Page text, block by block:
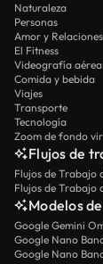
Naturaleza
Personas
Amor y Relaciones
El Fitness
Videografía aérea
Comida y bebida
Viajes
Transporte
Tecnología
Zoom de fondo
Flujos de
Flujos de Trabajo
Flujos de Trabajo
Modelos
Google Gemini
Google Nano
Google Nano